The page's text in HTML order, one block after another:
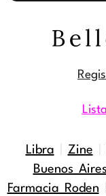
Libra Zine
Buenos Aires
Farmacia Roden